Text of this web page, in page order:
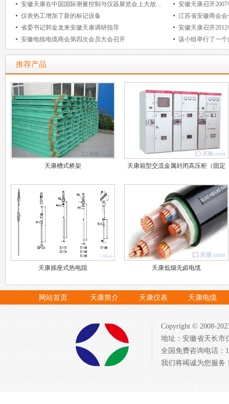
安徽天康在中国国际测量控制与仪器展览会上大放异彩
安徽天康召开
仪表热工增加了新的标记设备
省委书记郭金龙来安徽天康调研指导
安徽天康召开
安徽电线电缆商会第四次会员大会召开
推荐产品
天康槽式桥架
天康箱型交流金属封闭高压柜（固定
天康插座式热电阻 天康低烟无卤电缆
网站首页 天康简介 天康仪表 天康电缆
Copyright © 2008-
地址：安徽省天长市
全国免费咨询电话：
我们将竭诚为您服务